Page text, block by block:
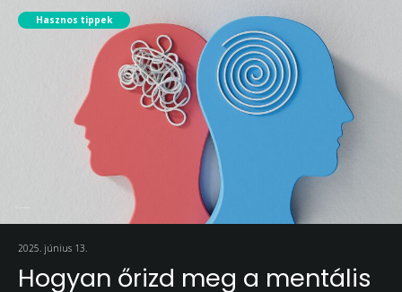
Hasznos tippek
2025. június 13.
Hogyan őrizd meg a mentális